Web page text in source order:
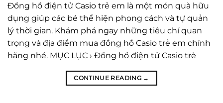
Đồng hồ điện tử Casio trẻ em là một món quà hữu
dụng giúp các bé thể hiện phong cách và tự quản
lý thời gian. Khám phá ngay những tiêu chí quan
trọng và địa điểm mua đồng hồ Casio trẻ em chính
hãng nhé. MỤC LỤC › Đồng hồ điện tử Casio trẻ
CONTINUE READING →